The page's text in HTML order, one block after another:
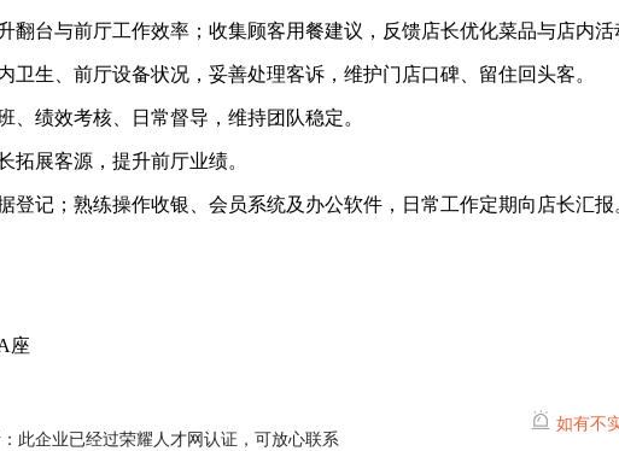
翻台与前厅工作效率；收集顾客用餐建议，反馈店长优化菜品与店内活
卫生、前厅设备状况，妥善处理客诉，维护门店口碑、留住回头客。
、绩效考核、日常督导，维持团队稳定。
拓展客源，提升前厅业绩。
登记；熟练操作收银、会员系统及办公软件，日常工作定期向店长汇报
座
此企业已经过荣耀人才网认证，可放心联系
如有不